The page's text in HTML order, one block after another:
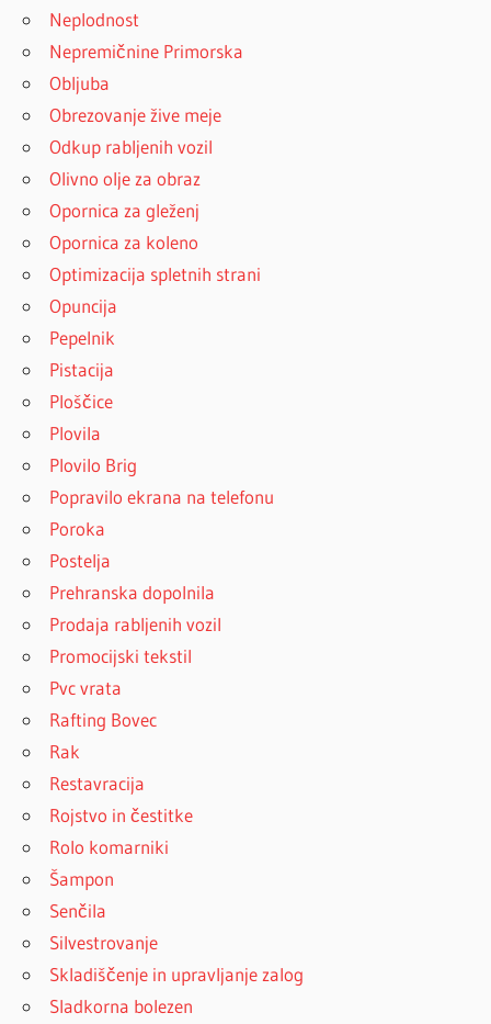
Neplodnost
Nepremičnine Primorska
Obljuba
Obrezovanje žive meje
Odkup rabljenih vozil
Olivno olje za obraz
Opornica za gleženj
Opornica za koleno
Optimizacija spletnih strani
Opuncija
Pepelnik
Pistacija
Ploščice
Plovila
Plovilo Brig
Popravilo ekrana na telefonu
Poroka
Postelja
Prehranska dopolnila
Prodaja rabljenih vozil
Promocijski tekstil
Pvc vrata
Rafting Bovec
Rak
Restavracija
Rojstvo in čestitke
Rolo komarniki
Šampon
Senčila
Silvestrovanje
Skladiščenje in upravljanje zalog
Sladkorna bolezen